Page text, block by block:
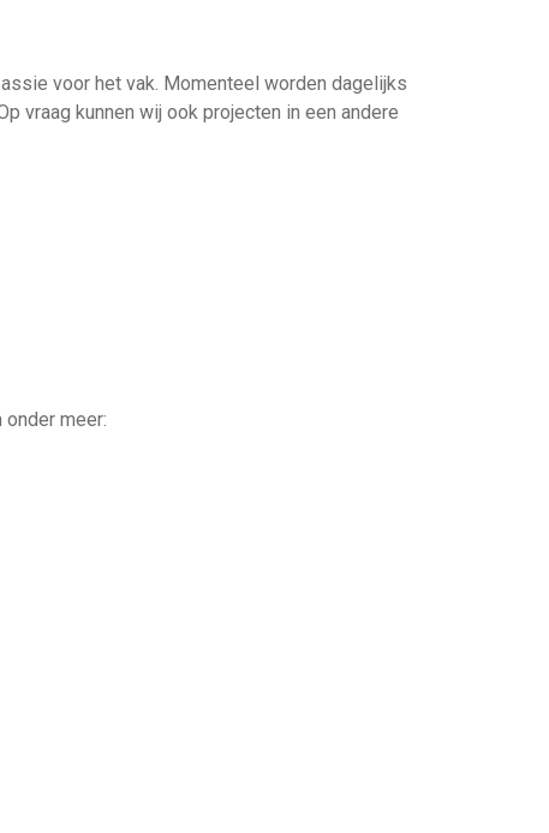
voor het vak. Momenteel worden dagelijks
vraag kunnen wij ook projecten in een andere
meer: